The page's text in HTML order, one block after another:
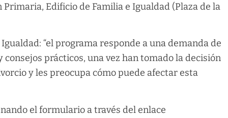
Edificio de Familia e Igualdad (Plaza de la
“el programa responde a una demanda de
prácticos, una vez han tomado la decisión
y les preocupa cómo puede afectar esta
el formulario a través del enlace